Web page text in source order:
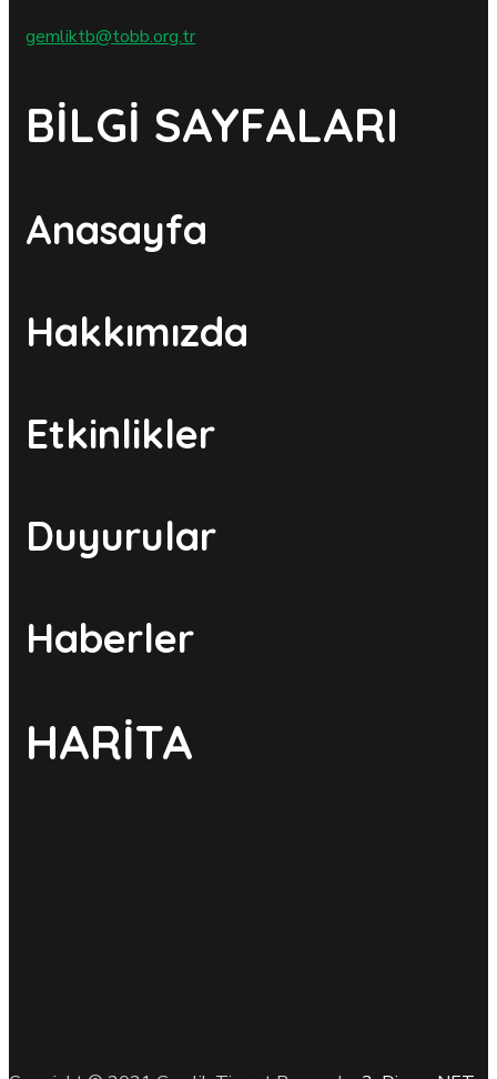
gemliktb@tobb.org.tr
BİLGİ SAYFALARI
Anasayfa
Hakkımızda
Etkinlikler
Duyurular
Haberler
HARİTA